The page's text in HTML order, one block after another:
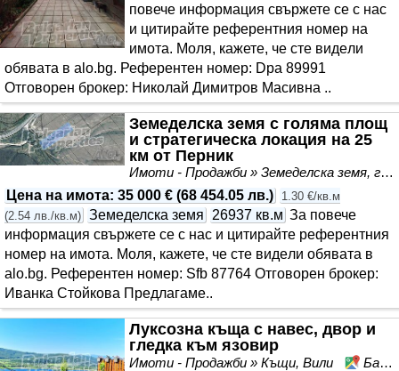
повече информация свържете се с нас
и цитирайте референтния номер на
имота. Моля, кажете, че сте видeли
обявата в alo.bg. Референтен номер: Dpa 89991
Отговорен брокер: Николай Димитров Масивна ..
Земеделска земя с голяма площ
и стратегическа локация на 25
км от Перник
Имоти - Продажби » Земеделска земя, градини, лозя, гора
Цена на имота: 35 000 € (68 454.05 лв.)
1.30 €/кв.м
(2.54 лв./кв.м) Земеделска земя 26937 кв.м За повече
информация свържете се с нас и цитирайте референтния
номер на имота. Моля, кажете, че сте видeли обявата в
alo.bg. Референтен номер: Sfb 87764 Отговорен брокер:
Иванка Стойкова Предлагаме..
Луксозна къща с навес, двор и
гледка към язовир
Имоти - Продажби » Къщи, Вили Байкалско, област Перник